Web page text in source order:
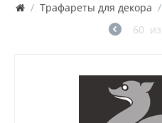
/ Трафареты для декора /
60 из